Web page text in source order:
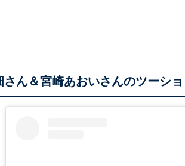
さん＆宮崎あおいさんのツーシ